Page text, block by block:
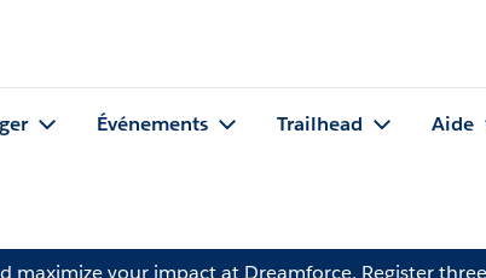
Événements Trailhead Aide
maximize your impact at Dreamforce. Register